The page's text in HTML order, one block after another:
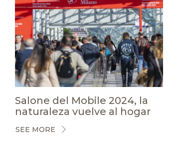
Salone del Mobile 2024, la
naturaleza vuelve al hogar
SEE MORE